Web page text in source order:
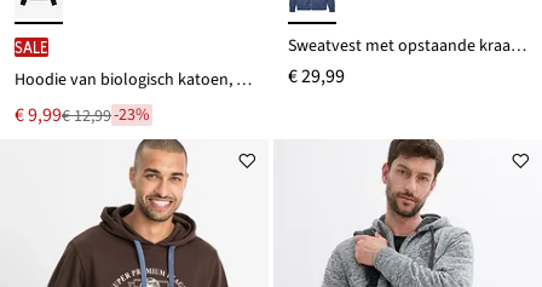
SALE
Hoodie van biologisch katoen, loose fit
Nu
voor
€ 9,99
Van € 12,99-23%
Sweatvest met opstaande kraag en imitatieleren details
€ 29,99